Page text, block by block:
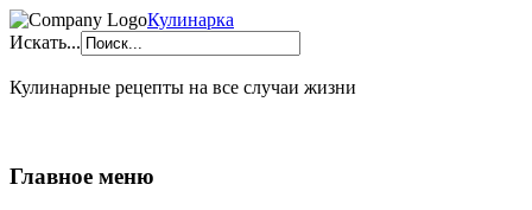
Кулинарка
Искать...
Кулинарные рецепты на все случаи жизни
Главное меню